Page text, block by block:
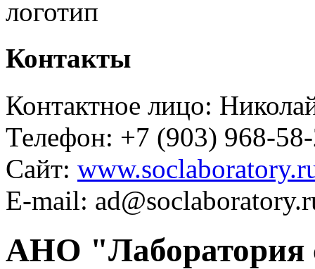
Контакты
Контактное лицо:
Телефон: +7 (903) 968-
Сайт:
E-mail:
АНО "Лаборатория